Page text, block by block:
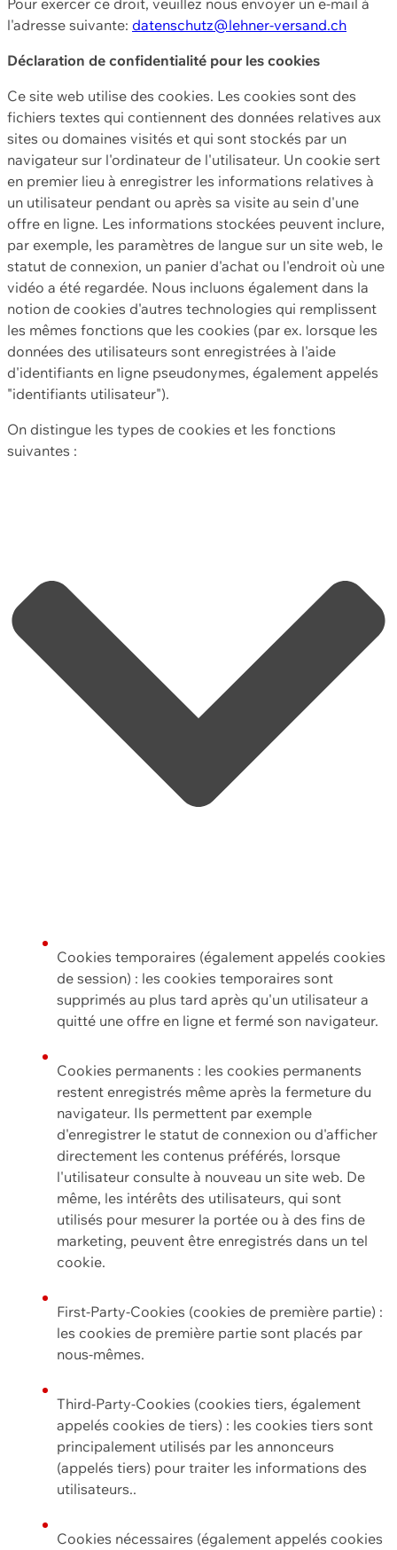
l'adresse suivante: datenschutz@lehner-versand.ch
Déclaration de confidentialité pour les cookies
Ce site web utilise des cookies. Les cookies sont des
fichiers textes qui contiennent des données relatives aux
sites ou domaines visités et qui sont stockés par un
navigateur sur l'ordinateur de l'utilisateur. Un cookie sert
en premier lieu à enregistrer les informations relatives à
un utilisateur pendant ou après sa visite au sein d'une
offre en ligne. Les informations stockées peuvent inclure,
par exemple, les paramètres de langue sur un site web, le
statut de connexion, un panier d'achat ou l'endroit où une
vidéo a été regardée. Nous incluons également dans la
notion de cookies d'autres technologies qui remplissent
les mêmes fonctions que les cookies (par ex. lorsque les
données des utilisateurs sont enregistrées à l'aide
d'identifiants en ligne pseudonymes, également appelés
"identifiants utilisateur").
On distingue les types de cookies et les fonctions
suivantes :
Cookies temporaires (également appelés cookies
de session) : les cookies temporaires sont
supprimés au plus tard après qu'un utilisateur a
quitté une offre en ligne et fermé son navigateur.
Cookies permanents : les cookies permanents
restent enregistrés même après la fermeture du
navigateur. Ils permettent par exemple
d'enregistrer le statut de connexion ou d'afficher
directement les contenus préférés, lorsque
l'utilisateur consulte à nouveau un site web. De
même, les intérêts des utilisateurs, qui sont
utilisés pour mesurer la portée ou à des fins de
marketing, peuvent être enregistrés dans un tel
cookie.
First-Party-Cookies (cookies de première partie) :
les cookies de première partie sont placés par
nous-mêmes.
Third-Party-Cookies (cookies tiers, également
appelés cookies de tiers) : les cookies tiers sont
principalement utilisés par les annonceurs
(appelés tiers) pour traiter les informations des
utilisateurs..
Cookies nécessaires (également appelés cookies